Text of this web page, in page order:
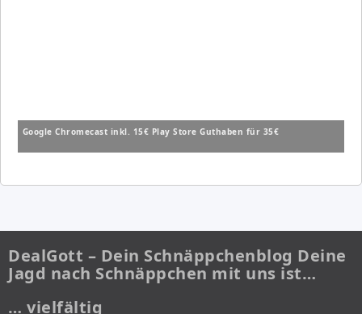
Google Chromecast inkl. 15€ Play Store Guthaben für 35€
DealGott – Dein Schnäppchenblog Deine
Jagd nach Schnäppchen mit uns ist…
… vielfältig